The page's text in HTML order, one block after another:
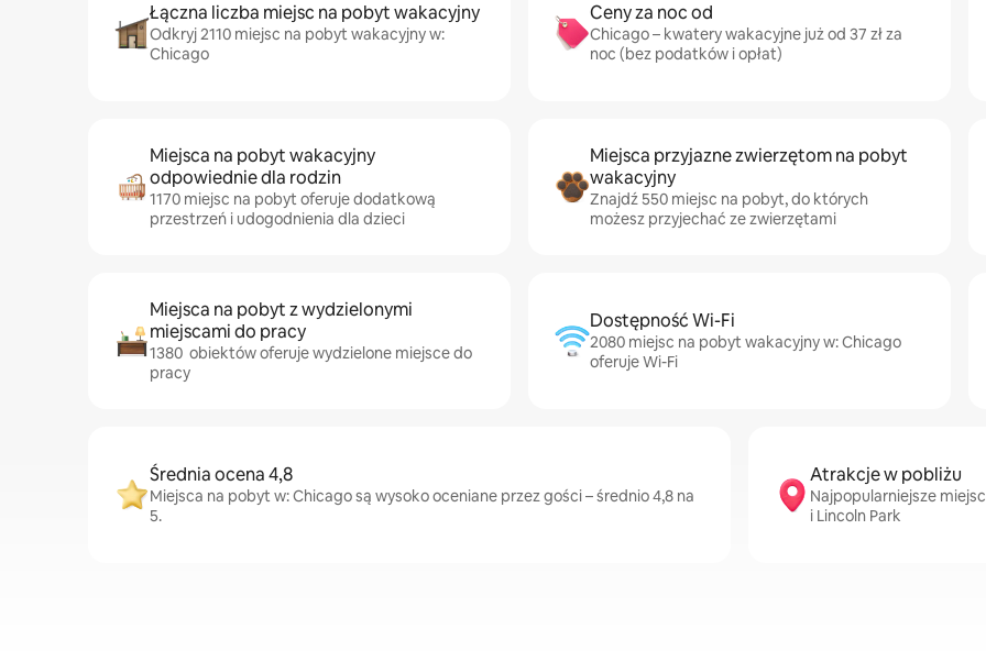
Łączna liczba miejsc na pobyt wakacyjny
Odkryj 2110 miejsc na pobyt wakacyjny w:
Chicago
Ceny za noc od
Chicago – kwatery wakacyjne już od 37 zł za
noc (bez podatków i opłat)
Miejsca na pobyt wakacyjny
odpowiednie dla rodzin
1170 miejsc na pobyt oferuje dodatkową
przestrzeń i udogodnienia dla dzieci
Miejsca przyjazne zwierzętom na pobyt
wakacyjny
Znajdź 550 miejsc na pobyt, do których
możesz przyjechać ze zwierzętami
Miejsca na pobyt z wydzielonymi
miejscami do pracy
1380 obiektów oferuje wydzielone miejsce do
pracy
Dostępność Wi-Fi
2080 miejsc na pobyt wakacyjny w: Chicago
oferuje Wi-Fi
Średnia ocena 4,8
Miejsca na pobyt w: Chicago są wysoko oceniane przez gości – średnio 4,8 na
5.
Atrakcje w pobliżu
Najpopularniejsze
i Lincoln Park